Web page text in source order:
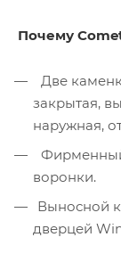
Почему
Две
закрытая,
наружная,
воронки.
Выносной
дверцей